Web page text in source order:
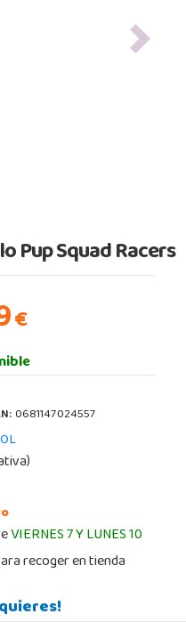
Next
Pup Squad Racers
€
0681147024557
VIERNES 7 Y LUNES 10
recoger en tienda